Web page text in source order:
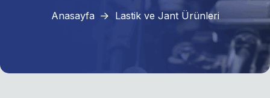
Anasayfa Lastik ve Jant Ürünleri